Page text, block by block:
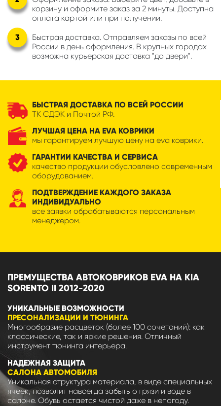
корзину и оформите заказ за 2 минуты. Доступна
оплата картой или при получении.
Быстрая доставка. Отправляем заказы по всей
России в день оформления. В крупных городах
возможна курьерская доставка "до двери".
БЫСТРАЯ ДОСТАВКА ПО ВСЕЙ РОССИИ
ТК СДЭК и Почтой РФ.
ЛУЧШАЯ ЦЕНА НА EVA КОВРИКИ
мы гарантируем лучшую цену на eva коврики.
ГАРАНТИИ КАЧЕСТВА И СЕРВИСА
качество продукции обусловлено современным
оборудованием.
ПОДТВЕРЖДЕНИЕ КАЖДОГО ЗАКАЗА
ИНДИВИДУАЛЬНО
все заявки обрабатываются персональным
менеджером.
ПРЕМУЩЕСТВА АВТОКОВРИКОВ EVA НА KIA
SORENTO II 2012-2020
УНИКАЛЬНЫЕ ВОЗМОЖНОСТИ
ПРЕСОНАЛИЗАЦИИ И ТЮНИНГА
Многообразие расцветок (более 100 сочетаний): как
классические, так и яркие решения. Отличный
инструмент тюнинга интерьера.
НАДЕЖНАЯ ЗАЩИТА
САЛОНА АВТОМОБИЛЯ
Уникальная структура материала, в виде специальных
ячеек, позволит навсегда забыть о грязи и воде в
салоне. Обувь остается чистой даже в непогоду.